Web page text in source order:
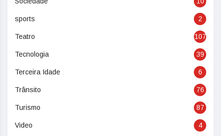
sports 2
Teatro 107
Tecnologia 39
Terceira Idade 6
Trânsito 76
Turismo 87
Video 4